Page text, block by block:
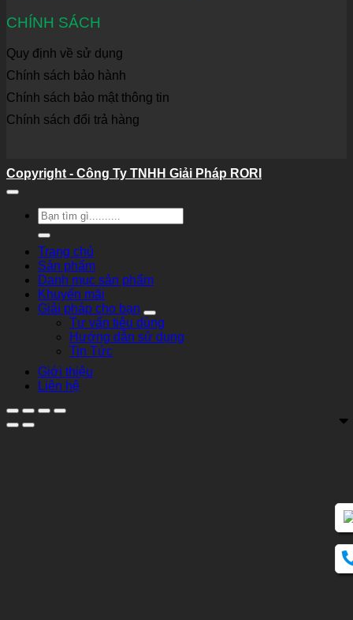
CHÍNH SÁCH
Quy định về sử dụng
Chính sách bảo hành
Chính sách bảo mật thông tin
Chính sách đổi trả hàng
Copyright - Công Ty TNHH Giải Pháp RORI
Tìm
kiếm:
Trang chủ
Sản phẩm
Danh mục sản phẩm
Khuyến mãi
Giải pháp cho bạn
Tư vấn tiêu dùng
Hướng dẫn sử dụng
Tin Tức
Giới thiệu
Liên hệ